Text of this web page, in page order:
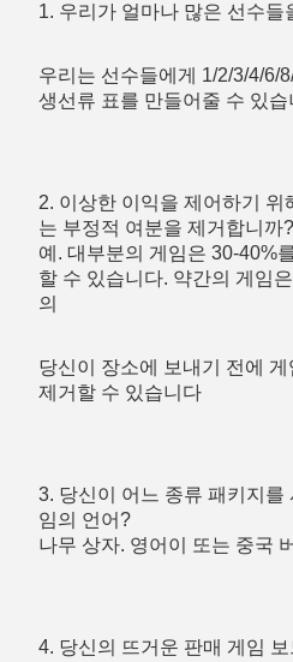
1. 우리가 얼마나 많은 선수들
우리는 선수들에게 1/2/3/4/6/
생선류 표를 만들어줄 수 있습
2. 이상한 이익을 제어하기 위
는 부정적 여분을 제거합니까?
예. 대부분의 게임은 30-40%
할 수 있습니다. 약간의 게임
의
당신이 장소에 보내기 전에
제거할 수 있습니다
3. 당신이 어느 종류 패키지를
임의 언어?
나무 상자. 영어이 또는 중국
4. 당신의 뜨거운 판매 게임